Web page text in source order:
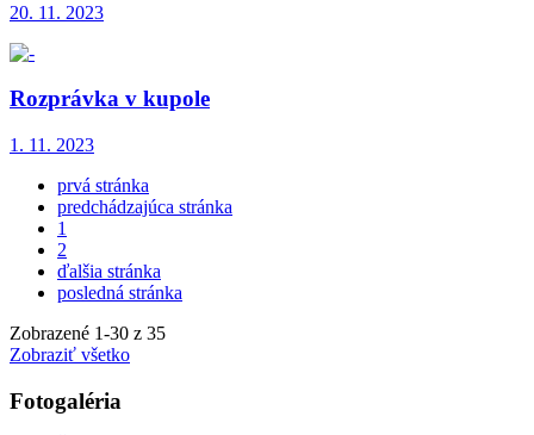
20. 11. 2023
Rozprávka v kupole
1. 11. 2023
prvá stránka
predchádzajúca stránka
1
2
ďalšia stránka
posledná stránka
Zobrazené 1-30 z 35
Zobraziť všetko
Fotogaléria